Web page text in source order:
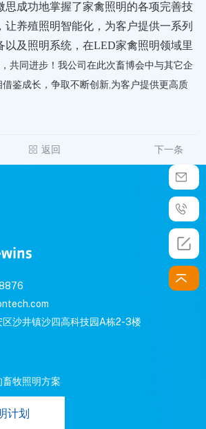
思成功地掌握了家禽照明的各项完善技
让养殖照明智能化，为客户提供一系列
以及照明系统，在LED家禽照明领域里
共同进步！我公司在此次畜博会中与其它企
鉴成长，争取不断创新,为客户提供更高质
返回 下一条
沙井镇沙四高科技园A栋2-3楼
牧照明方案
计划